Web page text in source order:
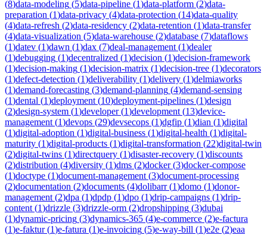
(8)data-modeling (5)data-pipeline (1)data-platform (2)data-
preparation (1)data-privacy (4)data-protection (14)data-quality
(4)data-refresh (2)data-residency (2)data-retention (1)data-transfer
(4)data-visualization (5)data-warehouse (2)database (7)dataflows
(1)datev (1)dawn (1)dax (7)deal-management (1)dealer
(1)debugging (1)decentralized (1)decision (1)decision-framework
(1)decision-making (1)decision-matrix (1)decision-tree (1)decorators
(1)defect-detection (1)deliverability (1)delivery (1)delmiaworks
(1)demand-forecasting (3)demand-planning (4)demand-sensing
(1)dental (1)deployment (10)deployment-pipelines (1)design
(2)design-system (1)developer(1)development (13)device-
management (1)devops (29)devsecops (1)dgfip (1)dian (1)digital
(1)digital-adoption (1)digital-business (1)digital-health (1)digital-
maturity (1)digital-products (1)digital-transformation (22)digital-twin
(2)digital-twins (1)directquery (1)disaster-recovery (1)discounts
(2)distribution (4)diversity (1)dms (2)docker(3)docker-compose
(1)doctype (1)document-management (3)document-processing
(2)documentation (2)documents (4)dolibarr(1)domo (1)donor-
management (2)dpa (1)dpdp (1)dpo (1)drip-campaigns (1)drip-
content (1)drizzle (3)drizzle-orm (2)dropshipping (3)dubai
(1)dynamic-pricing (3)dynamics-365 (4)e-commerce (2)e-factura
(1)e-faktur(1)e-fatura (1)e-invoicing (5)e-way-bill (1)e2e (2)eaa